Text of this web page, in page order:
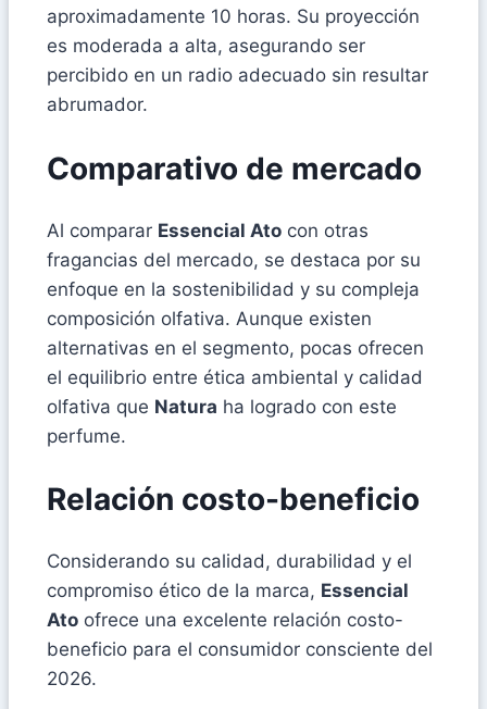
aproximadamente 10 horas. Su proyección
es moderada a alta, asegurando ser
percibido en un radio adecuado sin resultar
abrumador.
Comparativo de mercado
Al comparar Essencial Ato con otras
fragancias del mercado, se destaca por su
enfoque en la sostenibilidad y su compleja
composición olfativa. Aunque existen
alternativas en el segmento, pocas ofrecen
el equilibrio entre ética ambiental y calidad
olfativa que Natura ha logrado con este
perfume.
Relación costo-beneficio
Considerando su calidad, durabilidad y el
compromiso ético de la marca, Essencial
Ato ofrece una excelente relación costo-
beneficio para el consumidor consciente del
2026.